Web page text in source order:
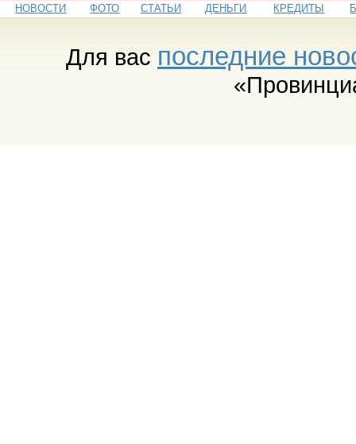
НОВОСТИ ФОТО СТАТЬИ ДЕНЬГИ КРЕДИТЫ
Для вас последние